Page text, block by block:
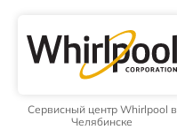
Сервисный центр Whirlpool в
Челябинске